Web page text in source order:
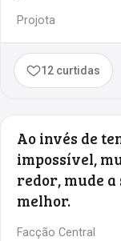
Projota
12 curtidas
Ao invés de
impossível,
redor, mude
melhor.
Facção Central